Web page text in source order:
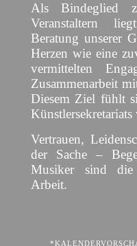
Als Bindeglied
Veranstaltern
Beratung unserer
Herzen wie eine
vermittelten
Zusammenarbeit
Diesem Ziel fühlt
Vertrauen,
der Sache –
Musiker sind die
Arbeit.